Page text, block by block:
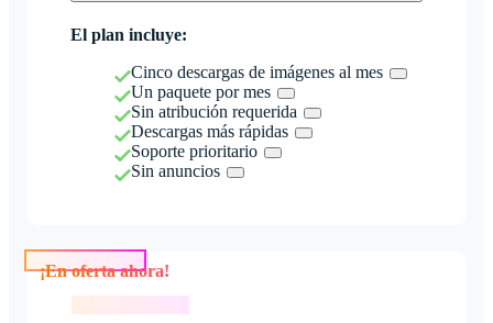
El plan incluye:
Cinco descargas de imágenes al mes
Un paquete por mes
Sin atribución requerida
Descargas más rápidas
Soporte prioritario
Sin anuncios